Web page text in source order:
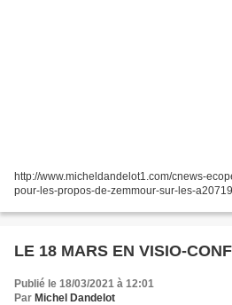
http://www.micheldandelot1.com/cnews-
pour-les-propos-de-zemmour-sur-les-
LE 18 MARS EN VISIO-
Publié le 18/03/2021 à 12:01
Par Michel Dandelot